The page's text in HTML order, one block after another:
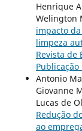
Henrique
Welington
impacto
limpeza
Revista de
Publicação
Antonio
Giovanne
Lucas de
Redução
ao